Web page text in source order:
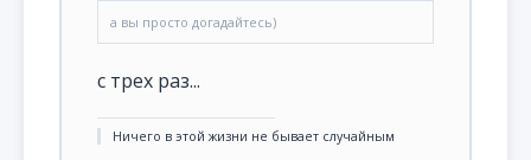
а вы просто догадайтесь)
с трех раз...
Ничего в этой жизни не бывает случайным